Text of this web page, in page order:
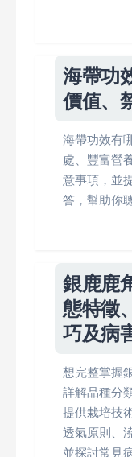
海帶功
價值、
海帶功效有
處、豐富營
意事項，並
答，幫助你
銀鹿鹿
態特徵
巧及病
想完整掌握
詳解品種分
提供栽培技
透氣原則、
並探討常見